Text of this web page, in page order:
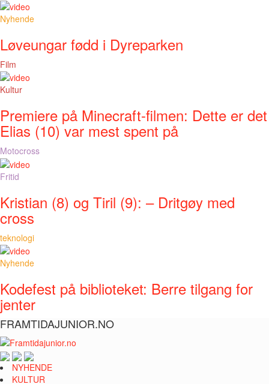
Nyhende
Løveungar fødd i Dyreparken
Film
Kultur
Premiere på Minecraft-filmen: Dette er det
Elias (10) var mest spent på
Motocross
Fritid
Kristian (8) og Tiril (9): – Dritgøy med
cross
teknologi
Nyhende
Kodefest på biblioteket: Berre tilgang for
jenter
FRAMTIDAJUNIOR.NO
NYHENDE
KULTUR